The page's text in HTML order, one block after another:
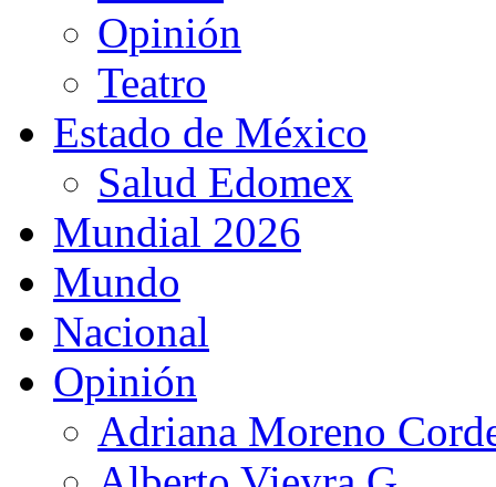
Opinión
Teatro
Estado de México
Salud Edomex
Mundial 2026
Mundo
Nacional
Opinión
Adriana Moreno